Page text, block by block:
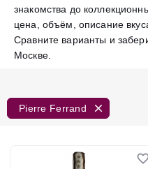
знакомства до
цена, объём, описание
Сравните варианты и
Москве.
Pierre Ferrand